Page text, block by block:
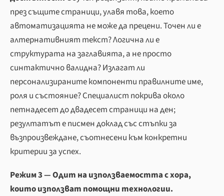
през същите страници, улавя това, което
автоматизацията не може да прецени. Точен ли е
алтернативният текст? Логична ли е
структурата на заглавията, а не просто
синтактично валидна? Излагат ли
персонализираните компоненти правилните име,
роля и състояние? Специалист покрива около
петнадесет до двадесет страници на ден;
резултатът е писмен доклад със стъпки за
възпроизвеждане, съотнесени към конкретни
критерии за успех.
Режим 3 — Одит на използваемостта с хора,
които използват помощни технологии.